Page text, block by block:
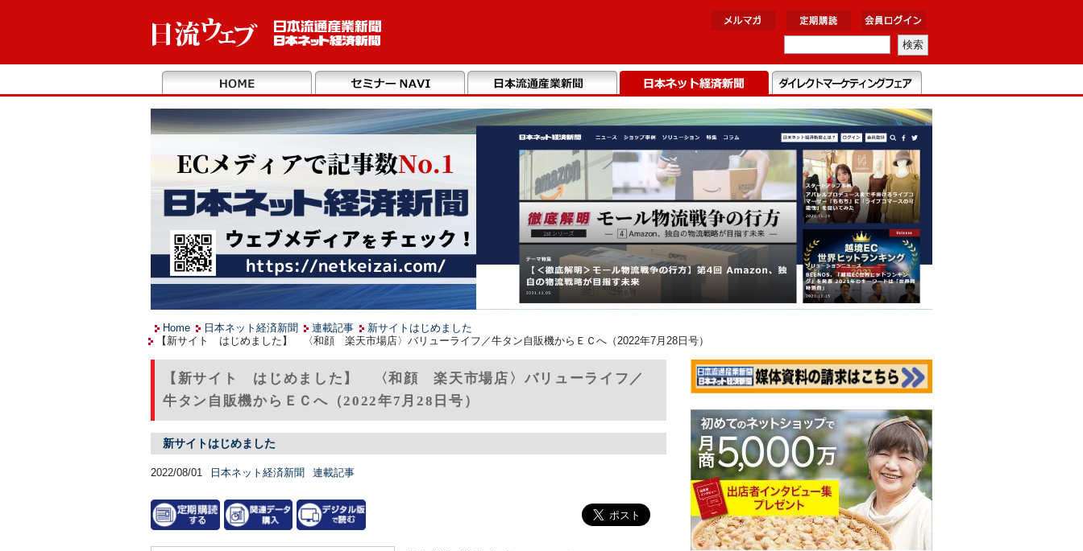
Home 日本ネット経済新聞 連載記事
新サイトはじめました
【新サイト はじめました】 〈和顔 楽天市場店〉バリューライフ／牛タン自販機からＥＣへ（2022年7月28日号）
【新サイト はじめました】 〈和顔 楽天市場店〉バリューライフ／
牛タン自販機からＥＣへ（2022年7月28日号）
新サイトはじめました
2022/08/01 日本ネット経済新聞 連載記事